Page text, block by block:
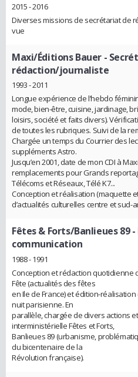
2015 - 2016
Diverses missions de secrétariat de
vue
Maxi/Éditions Bauer -
rédaction/journaliste
1993 - 2011
Longue expérience de l’hebdo
mode, bien-être, cuisine, jardinage,
loisirs, société et faits divers).
de toutes les rubriques. Suivi de la
Chargée un temps du Courrier des
suppléments Astro.
Jusqu’en 2001, date de mon CDI à
remplacements pour Grands
Télécoms et Réseaux, Télé K7...
Conception et réalisation (maquette
d’actualités culturelles centre et sud-
Fêtes & Forts/Banlieues 89-
communication
1988 - 1991
Conception et rédaction quotidienne
Fête (actualités des fêtes
en Ile de France) et édition-
nuit parisienne. En
parallèle, chargée de divers actions
interministérielle Fêtes et Forts,
Banlieues 89 (urbanisme,
du bicentenaire de la
Révolution française).